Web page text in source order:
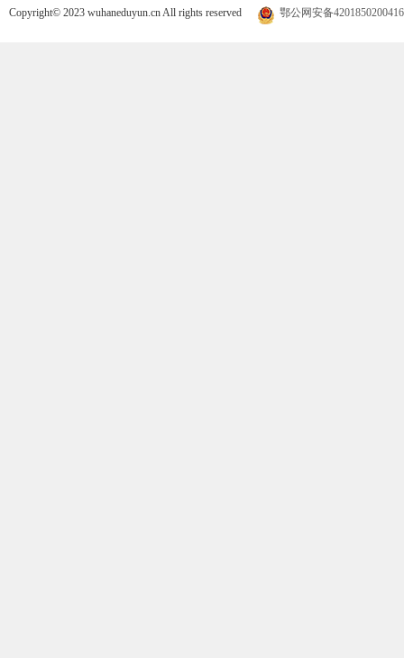
Copyright© 2023 wuhaneduyun.cn All rights reserved
鄂公网安备